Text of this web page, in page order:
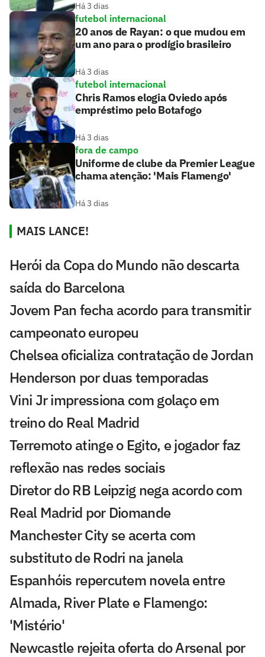
Há 3 dias
futebol internacional
20 anos de Rayan: o que mudou em
um ano para o prodígio brasileiro
Há 3 dias
futebol internacional
Chris Ramos elogia Oviedo após
empréstimo pelo Botafogo
Há 3 dias
fora de campo
Uniforme de clube da Premier League
chama atenção: 'Mais Flamengo'
Há 3 dias
MAIS LANCE!
Herói da Copa do Mundo não descarta
saída do Barcelona
Jovem Pan fecha acordo para transmitir
campeonato europeu
Chelsea oficializa contratação de Jordan
Henderson por duas temporadas
Vini Jr impressiona com golaço em
treino do Real Madrid
Terremoto atinge o Egito, e jogador faz
reflexão nas redes sociais
Diretor do RB Leipzig nega acordo com
Real Madrid por Diomande
Manchester City se acerta com
substituto de Rodri na janela
Espanhóis repercutem novela entre
Almada, River Plate e Flamengo:
'Mistério'
Newcastle rejeita oferta do Arsenal por